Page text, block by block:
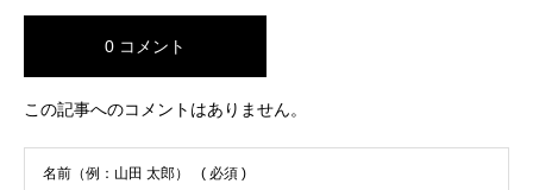
0 コメント
この記事へのコメントはありません。
名前（例：山田 太郎） ( 必須 )